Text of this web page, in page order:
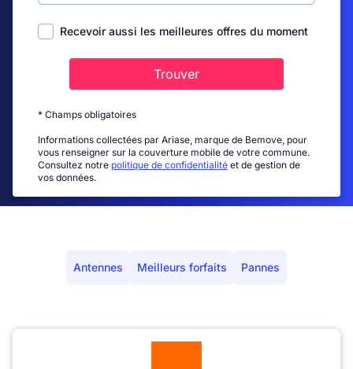
Recevoir aussi les meilleures offres du moment
Trouver
* Champs obligatoires
Informations collectées par Ariase, marque de Bemove, pour
vous renseigner sur la couverture mobile de votre commune.
Consultez notre politique de confidentialité et de gestion de
vos données.
Antennes Meilleurs forfaits Pannes